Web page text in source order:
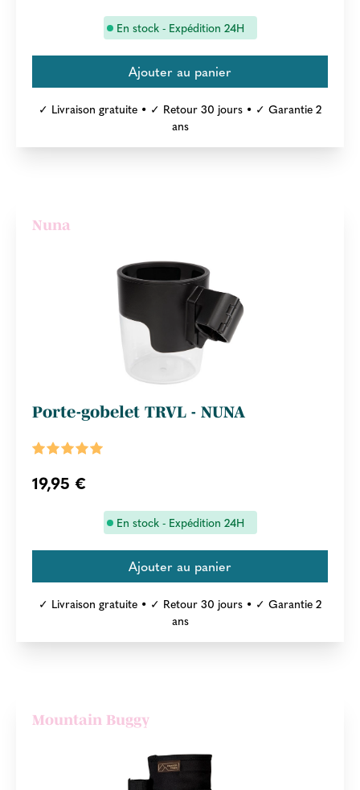
En stock - Expédition 24H
✓ Livraison gratuite • ✓ Retour 30 jours • ✓ Garantie 2
ans
Nuna
Porte-gobelet TRVL - NUNA
19,95 €
En stock - Expédition 24H
✓ Livraison gratuite • ✓ Retour 30 jours • ✓ Garantie 2
ans
Mountain Buggy